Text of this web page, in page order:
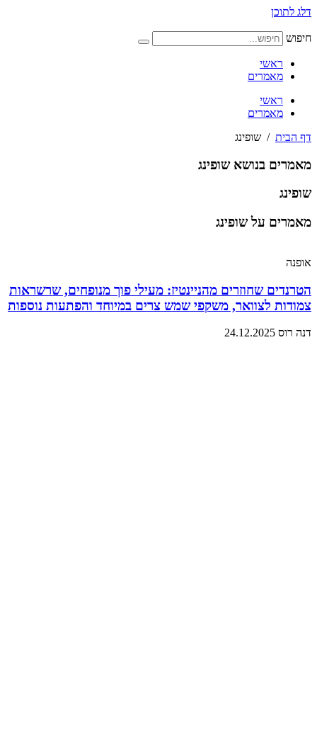
דלג לתוכן
חיפוש
ראשי
מאמרים
ראשי
מאמרים
דף הבית / שופינג
מאמרים בנושא שופינג
שופינג
מאמרים על שופינג
אופנה
הטרנדים שחוזרים מהניינטיז: מעילי פוך מנופחים, שרשראות
צמודות לצוואר, משקפי שמש צרים במיוחד והפתעות נוספות
דנה רוס 24.12.2025